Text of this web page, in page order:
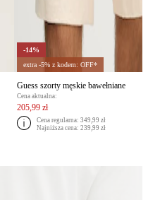
-14%
extra -5% z kodem: OFF*
Guess szorty męskie bawełniane
Cena aktualna:
205,99 zł
Cena regularna: 349,99 zł
Najniższa cena: 239,99 zł